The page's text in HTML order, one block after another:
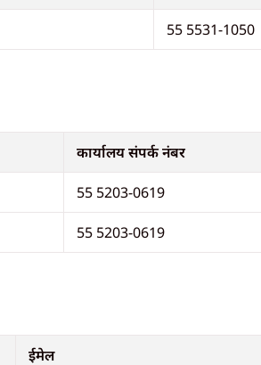
55 5531-1050
कार्यालय संपर्क नंबर
55 5203-0619
55 5203-0619
ईमेल